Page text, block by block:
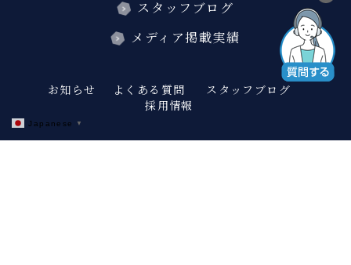
スタッフブログ
メディア掲載実績
お知らせ よくある質問
スタッフブログ
採用情報
Japanese ▼